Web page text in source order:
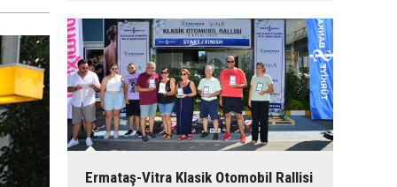
Ermataş-Vitra Klasik Otomobil Rallisi